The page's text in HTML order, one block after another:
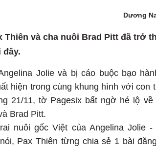
Dương
Thiên và cha nuôi Brad Pitt đã trở
đây.
Jolie và bị cáo buộc bạo
hiện trong cùng khung hình với con
21/11, tờ Pagesix bất ngờ hé lộ về
Brad Pitt.
nuôi gốc Việt của Angelina Jolie
Pax Thiên từng chia sẻ 1 bài